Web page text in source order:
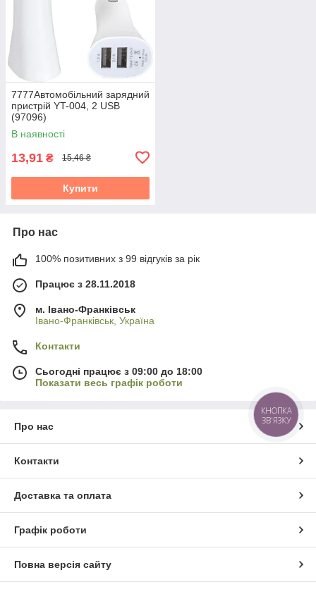
7777Автомобільний зарядний
пристрій YT-004, 2 USB
(97096)
В наявності
13,91 ₴ 15,46 ₴
Купити
Про нас
100% позитивних з 99 відгуків за рік
Працює з 28.11.2018
м. Івано-Франківськ
Івано-Франківськ, Україна
Контакти
Сьогодні працює з 09:00 до 18:00
Показати весь графік роботи
Про нас
Контакти
Доставка та оплата
Графік роботи
Повна версія сайту
КНОПКА
ЗВ'ЯЗКУ